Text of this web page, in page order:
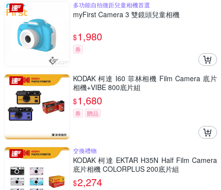
多功能自拍微距兒童相機首選
myFirst Camera 3 雙鏡頭兒童相機
$1,980
券
KODAK 柯達 I60 菲林相機 Film Camera 底片
相機+VIBE 800底片組
$1,680
券 贈品
交換禮物
KODAK 柯達 EKTAR H35N Half Film Camera
底片相機 COLORPLUS 200底片組
$2,274